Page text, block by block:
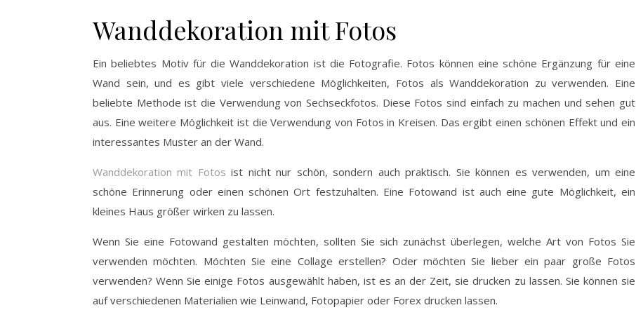
Wanddekoration mit Fotos
Ein beliebtes Motiv für die Wanddekoration ist die Fotografie. Fotos können eine schöne Ergänzung für eine
Wand sein, und es gibt viele verschiedene Möglichkeiten, Fotos als Wanddekoration zu verwenden. Eine
beliebte Methode ist die Verwendung von Sechseckfotos. Diese Fotos sind einfach zu machen und sehen gut
aus. Eine weitere Möglichkeit ist die Verwendung von Fotos in Kreisen. Das ergibt einen schönen Effekt und ein
interessantes Muster an der Wand.
Wanddekoration mit Fotos ist nicht nur schön, sondern auch praktisch. Sie können es verwenden, um eine
schöne Erinnerung oder einen schönen Ort festzuhalten. Eine Fotowand ist auch eine gute Möglichkeit, ein
kleines Haus größer wirken zu lassen.
Wenn Sie eine Fotowand gestalten möchten, sollten Sie sich zunächst überlegen, welche Art von Fotos Sie
verwenden möchten. Möchten Sie eine Collage erstellen? Oder möchten Sie lieber ein paar große Fotos
verwenden? Wenn Sie einige Fotos ausgewählt haben, ist es an der Zeit, sie drucken zu lassen. Sie können sie
auf verschiedenen Materialien wie Leinwand, Fotopapier oder Forex drucken lassen.